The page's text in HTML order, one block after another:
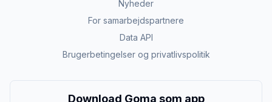
Nyheder
For samarbejdspartnere
Data API
Brugerbetingelser og privatlivspolitik
Download Goma som app